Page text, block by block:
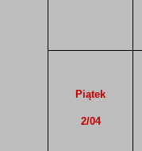
Piątek
2/04